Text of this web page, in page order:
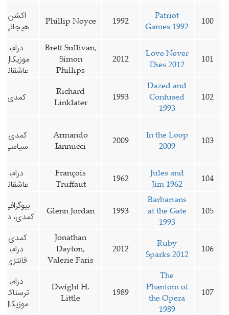
100
Patriot
Games 1992
1992
Phillip Noyce
اکشن،
هیجانی
101
Love Never
Dies 2012
2012
Brett Sullivan,
Simon
Phillips
درام،
موزیکال،
عاشقانه
102
Dazed and
Confused
1993
1993
Richard
Linklater
کمدی
103
In the Loop
2009
2009
Armando
Iannucci
کمدی،
سیاسی
104
Jules and
Jim 1962
1962
François
Truffaut
درام،
عاشقانه
105
Barbarians
at the Gate
1993
1993
Glenn Jordan
بیوگرافی،
کمدی،
106
Ruby
Sparks 2012
2012
Jonathan
Dayton,
Valerie Faris
کمدی،
درام،
فانتزی
107
The
Phantom of
the Opera
1989
1989
Dwight H.
Little
درام،
ترسناک،
موزیکال